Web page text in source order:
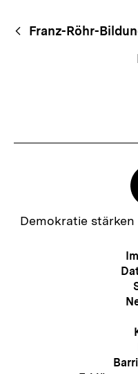
Content-
Navigation
Franz-Röhr-
Zur
Demokratie stärken